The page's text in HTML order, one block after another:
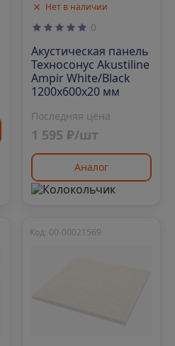
Нет в наличии
0
Акустическая панель
Техносонус Akustiline
Ampir White/Black
1200х600х20 мм
Последняя цена
1 595 ₽/шт
Аналог
Код: 00-00021569